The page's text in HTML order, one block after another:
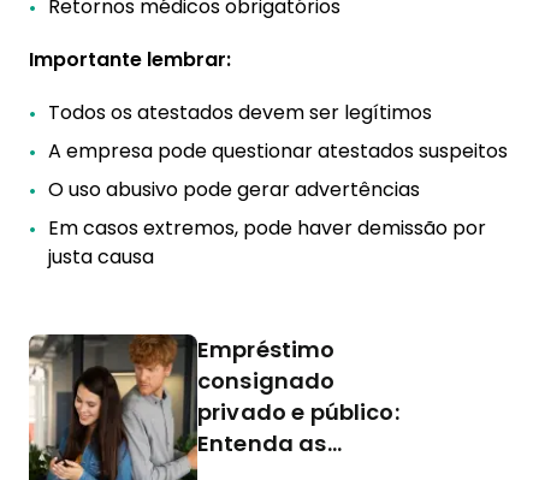
Retornos médicos obrigatórios
Importante lembrar:
Todos os atestados devem ser legítimos
A empresa pode questionar atestados suspeitos
O uso abusivo pode gerar advertências
Em casos extremos, pode haver demissão por
justa causa
Empréstimo
consignado
privado e público:
Entenda as